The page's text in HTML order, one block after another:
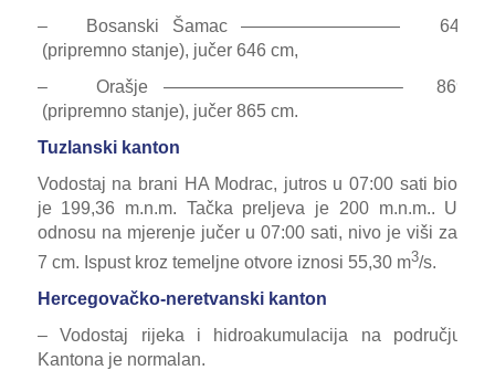
– Bosanski Šamac ————————— 647
(pripremno stanje), jučer 646 cm,
– Orašje —————————————– 869
(pripremno stanje), jučer 865 cm.
Tuzlanski kanton
Vodostaj na brani HA Modrac, jutros u 07:00 sati bio
je 199,36 m.n.m. Tačka preljeva je 200 m.n.m.. U
odnosu na mjerenje jučer u 07:00 sati, nivo je viši za
7 cm. Ispust kroz temeljne otvore iznosi 55,30 m3/s.
Hercegovačko-neretvanski kanton
– Vodostaj rijeka i hidroakumulacija na području
Kantona je normalan.